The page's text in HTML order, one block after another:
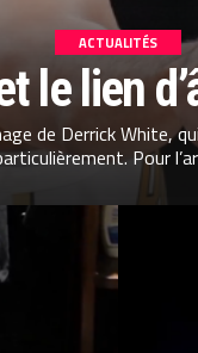
ACTUALITÉS
le lien
de Derrick White,
Pour